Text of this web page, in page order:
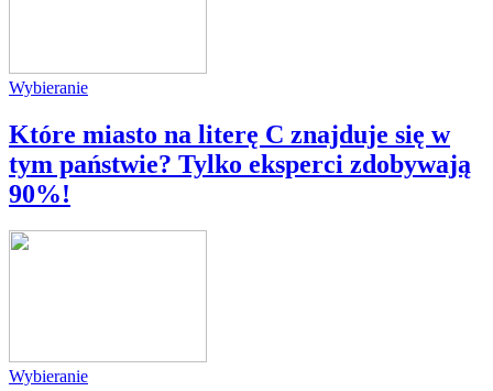
Wybieranie
Które miasto na literę C znajduje się w
tym państwie? Tylko eksperci zdobywają
90%!
Wybieranie